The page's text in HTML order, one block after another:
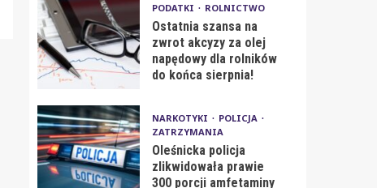
PODATKI ROLNICTWO
Ostatnia szansa na
zwrot akcyzy za olej
napędowy dla rolników
do końca sierpnia!
NARKOTYKI
POLICJA
ZATRZYMANIA
Oleśnicka policja
zlikwidowała prawie
300 porcji amfetaminy